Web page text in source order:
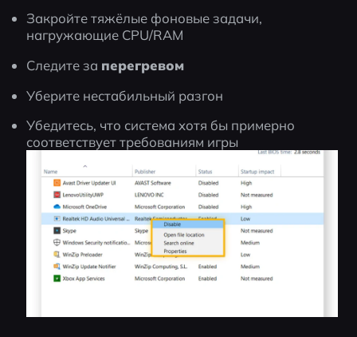
Закройте тяжёлые фоновые задачи,
нагружающие CPU/RAM
Следите за перегревом
Уберите нестабильный разгон
Убедитесь, что система хотя бы примерно
соответствует требованиям игры